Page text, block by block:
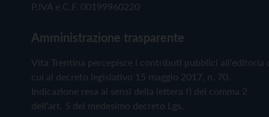
P.IVA e C.F. 00199960220
Amministrazione trasparente
Vita Trentina percepisce i contributi pubblici all'editoria
cui al decreto legislativo 15 maggio 2017, n. 70.
Indicazione resa ai sensi della lettera f) del comma 2
dell'art. 5 del medesimo decreto Lgs.